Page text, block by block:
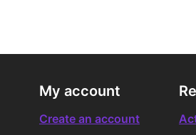
My account
Create an account